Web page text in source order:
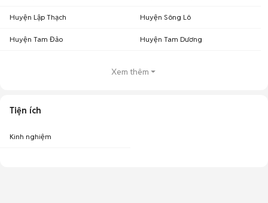
Huyện Lập Thạch Huyện Sông Lô
Huyện Tam Đảo Huyện Tam Dương
Xem thêm
Tiện ích
Kinh nghiệm